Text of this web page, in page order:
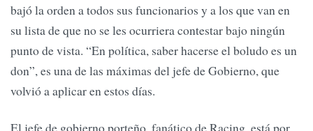
bajó la orden a todos sus funcionarios y a los que van en
su lista de que no se les ocurriera contestar bajo ningún
punto de vista. “En política, saber hacerse el boludo es un
don”, es una de las máximas del jefe de Gobierno, que
volvió a aplicar en estos días.